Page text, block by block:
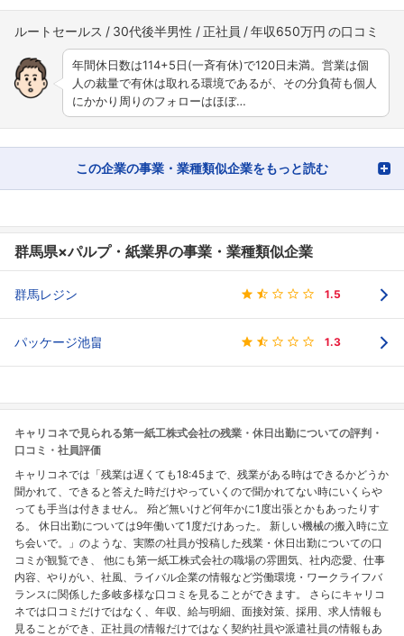
ルートセールス 30代後半男性 正社員 年収650万円
年間休日数は114+5日(一斉有休)で120日未満。営業は個
人の裁量で有休は取れる環境であるが、その分負荷も個人
にかかり周りのフォローはほぼ…
この企業の事業・業種類似企業をもっと読む
群馬県×パルプ・紙業界の事業・業種類似企業
群馬レジン 1.5
パッケージ池畠 1.3
キャリコネで見られる第一紙工株式会社の残業・休日出勤についての評判・
口コミ・社員評価
キャリコネでは「残業は遅くても18:45まで、残業がある時はできるかどうか
聞かれて、できると答えた時だけやっていくので聞かれてない時にいくらや
っても手当は付きません。 殆ど無いけど何年かに1度出張とかもあったりす
る。 休日出勤については9年働いて1度だけあった。 新しい機械の搬入時に立
ち会いで。」のような、実際の社員が投稿した残業・休日出勤についての口
コミが観覧でき、 他にも第一紙工株式会社の職場の雰囲気、社内恋愛、仕事
内容、やりがい、社風、ライバル企業の情報など労働環境・ワークライフバ
ランスに関係した多岐多様な口コミを見ることができます。 さらにキャリコ
ネでは口コミだけではなく、年収、給与明細、面接対策、採用、求人情報も
見ることができ、正社員の情報だけではなく契約社員や派遣社員の情報もあ